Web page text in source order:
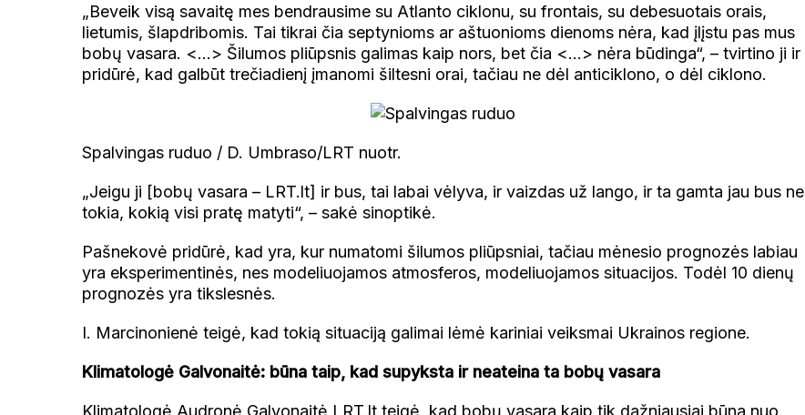
„Beveik visą savaitę mes bendrausime su Atlanto ciklonu, su frontais, su debesuotais orais,
lietumis, šlapdribomis. Tai tikrai čia septynioms ar aštuonioms dienoms nėra, kad įlįstu pas mus
bobų vasara. <…> Šilumos pliūpsnis galimas kaip nors, bet čia <…> nėra būdinga“, – tvirtino ji ir
pridūrė, kad galbūt trečiadienį įmanomi šiltesni orai, tačiau ne dėl anticiklono, o dėl ciklono.
Spalvingas ruduo / D. Umbraso/LRT nuotr.
„Jeigu ji [bobų vasara – LRT.lt] ir bus, tai labai vėlyva, ir vaizdas už lango, ir ta gamta jau bus ne
tokia, kokią visi pratę matyti“, – sakė sinoptikė.
Pašnekovė pridūrė, kad yra, kur numatomi šilumos pliūpsniai, tačiau mėnesio prognozės labiau
yra eksperimentinės, nes modeliuojamos atmosferos, modeliuojamos situacijos. Todėl 10 dienų
prognozės yra tikslesnės.
I. Marcinonienė teigė, kad tokią situaciją galimai lėmė kariniai veiksmai Ukrainos regione.
Klimatologė Galvonaitė: būna taip, kad supyksta ir neateina ta bobų vasara
Klimatologė Audronė Galvonaitė LRT.lt teigė, kad bobų vasara kaip tik dažniausiai būna nuo